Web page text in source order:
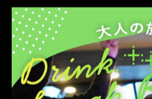
< 前のページ 一覧に戻る